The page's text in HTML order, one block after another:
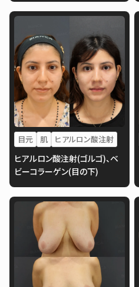
目元 肌 ヒアルロン酸注射
ヒアルロン酸注射(ゴルゴ)、ベ
ビーコラーゲン(目の下)